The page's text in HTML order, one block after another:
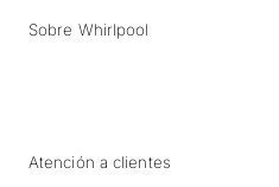
Sobre Whirlpool
Atención a clientes